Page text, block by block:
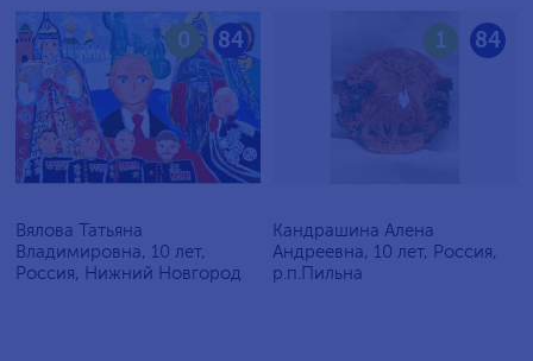
84
0
Вялова Татьяна
Владимировна, 10 лет,
Россия, Нижний Новгород
84
1
Кандрашина Алена
Андреевна, 10 лет, Россия,
р.п.Пильна